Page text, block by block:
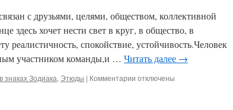
м
доме
с друзьями, целями, обществом, коллективной
здесь хочет нести свет в круг, в общество, в
реалистичность, спокойствие, устойчивость.Человек
участником команды,и … Читать далее →
знаках Зодиака, Этюды | Комментарии котключены